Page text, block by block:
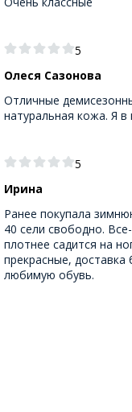
5
Олеся Сазонова
Отличные
натуральная кожа. Я
5
Ирина
Ранее покупала
40 сели свободно.
плотнее садится на
прекрасные,
любимую обувь.